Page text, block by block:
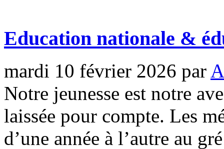
Education nationale &
mardi 10 février 2026 par
Notre jeunesse est notre
laissée pour compte. Les
d’une année à l’autre au